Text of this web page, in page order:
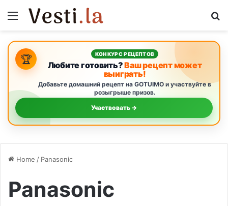
Menu
🏆 КОНКУРС РЕЦЕПТОВ
Любите готовить?Ваш рецепт может
выиграть!
Добавьте домашний рецепт на GOTUIMO и участвуйте в
розыгрыше призов.
Участвовать →
Home / Panasonic
Panasonic